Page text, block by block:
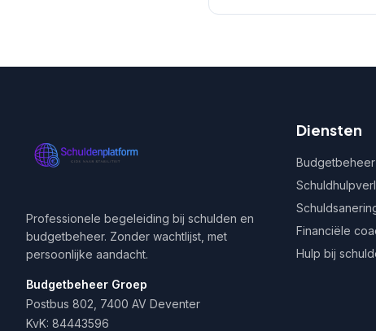
Professionele begeleiding bij schulden en
budgetbeheer. Zonder wachtlijst, met
persoonlijke aandacht.
Budgetbeheer Groep
Postbus 802, 7400 AV Deventer
KvK: 84443596
Diensten
Budgetbeheer
Financiële
Hulp bij